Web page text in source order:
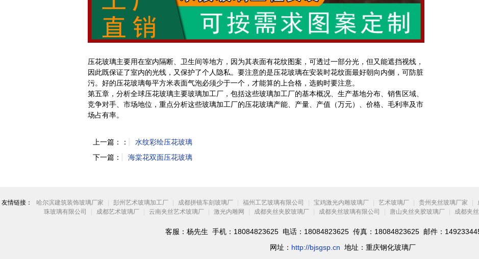
压花玻璃主要用在室内隔断、卫生间等地方，因为其表面有花纹图案，可透过一部分光，但又能遮挡视线，
因此既保证了室内的光线，又保护了个人隐私。要注意的是压花玻璃在安装时花纹面最好朝向内侧，可防脏
污。好的压花玻璃每平方米表面气泡必须少于一个，才能算的上合格，选购时要注意。
第五章，分析全球压花玻璃主要玻璃加工厂，包括这些玻璃加工厂的基本概况、生产基地分布、销售区域、
竞争对手、市场地位，重点分析这些玻璃加工厂的压花玻璃产能、产量、产值（万元）、价格、毛利率及市
场占有率。
上一篇：：
水纹彩绘压花玻璃
下一篇：
海棠花双面压花玻璃
友情链接： 哈尔滨建筑装饰玻璃厂家 彭州艺术玻璃加工厂 成都拼镜车刻玻璃厂 福州工艺玻璃有限公司 宝鸡激光内雕玻璃厂 艺术玻璃厂 贵州夹丝玻璃厂家
珠玻璃有限公司
成都艺术玻璃厂 云南夹丝艺术玻璃厂 激光内雕网 成都夹丝夹胶玻璃厂 成都夹丝玻璃有限公司 唐山夹丝夹胶玻璃厂 成都夹
客服：杨先生 手机：18084823625 电话：18084823625 传真：18084823625 邮件：
网址： http://bjsgsp.cn 地址：重庆钢化玻璃厂